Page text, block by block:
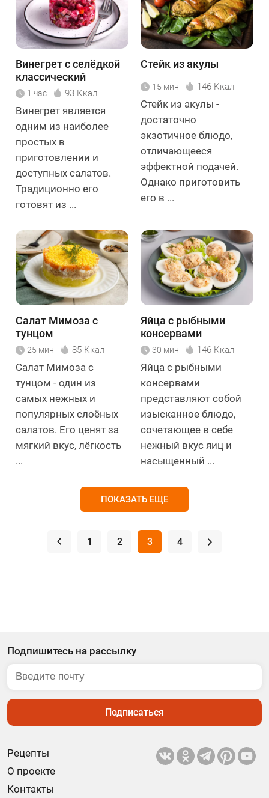
Винегрет с селёдкой
классический
1 час 93 Ккал
Винегрет является
одним из наиболее
простых в
приготовлении и
доступных салатов.
Традиционно его
готовят из ...
Стейк из акулы
15 мин 146 Ккал
Стейк из акулы -
достаточно
экзотичное блюдо,
отличающееся
эффектной подачей.
Однако приготовить
его в ...
Салат Мимоза с
тунцом
25 мин 85 Ккал
Салат Мимоза с
тунцом - один из
самых нежных и
популярных слоёных
салатов. Его ценят за
мягкий вкус, лёгкость
...
Яйца с рыбными
консервами
30 мин 146 Ккал
Яйца с рыбными
консервами
представляют собой
изысканное блюдо,
сочетающее в себе
нежный вкус яиц и
насыщенный ...
ПОКАЗАТЬ ЕЩЕ
. 1 2 3 4 .
Рецепты
О проекте
Контакты
Подпишитесь на рассылку
Подписаться